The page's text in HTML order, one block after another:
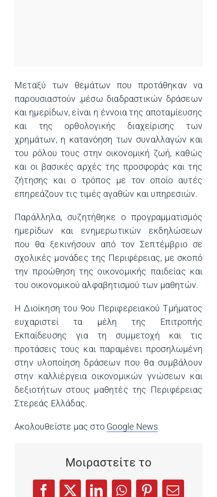
Μεταξύ των θεμάτων που προτάθηκαν να
παρουσιαστούν ,μέσω διαδραστικών δράσεων
και ημερίδων, είναι η έννοια της αποταμίευσης
και της ορθολογικής διαχείρισης των
χρημάτων, η κατανόηση των συναλλαγών και
του ρόλου τους στην οικονομική ζωή, καθώς
και οι βασικές αρχές της προσφοράς και της
ζήτησης και ο τρόπος με τον οποίο αυτές
επηρεάζουν τις τιμές αγαθών και υπηρεσιών.
Παράλληλα, συζητήθηκε ο προγραμματισμός
ημερίδων και ενημερωτικών εκδηλώσεων
που θα ξεκινήσουν από τον Σεπτέμβριο σε
σχολικές μονάδες της Περιφέρειας, με σκοπό
την προώθηση της οικονομικής παιδείας και
του οικονομικού αλφαβητισμού των μαθητών.
Η Διοίκηση του 9ου Περιφερειακού Τμήματος
ευχαριστεί τα μέλη της Επιτροπής
Εκπαίδευσης για τη συμμετοχή και τις
προτάσεις τους και παραμένει προσηλωμένη
στην υλοποίηση δράσεων που θα συμβάλουν
στην καλλιέργεια οικονομικών γνώσεων και
δεξιοτήτων στους μαθητές της Περιφέρειας
Στερεάς Ελλάδας.
Ακολουθείστε μας στο Google News
Μοιραστείτε το
(opens in a new tab)
(opens in a new tab)
(opens in a new tab)
(opens in a new tab)
(opens in a